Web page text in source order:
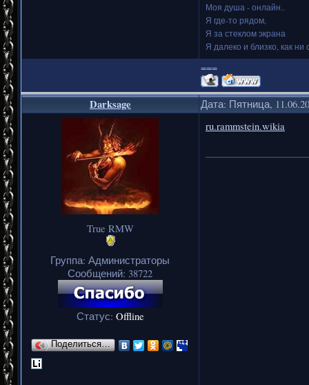
Моя душа - онлайн..
Я где-то рядом,
Я за стеклом экрана
Я далеко и близко, как ни
===
Darksage Дата: Пятница,
True RMW
Группа: Администраторы
Сообщений: 38722
Статус: Offline
Поделиться…
ru.rammstein.wikia